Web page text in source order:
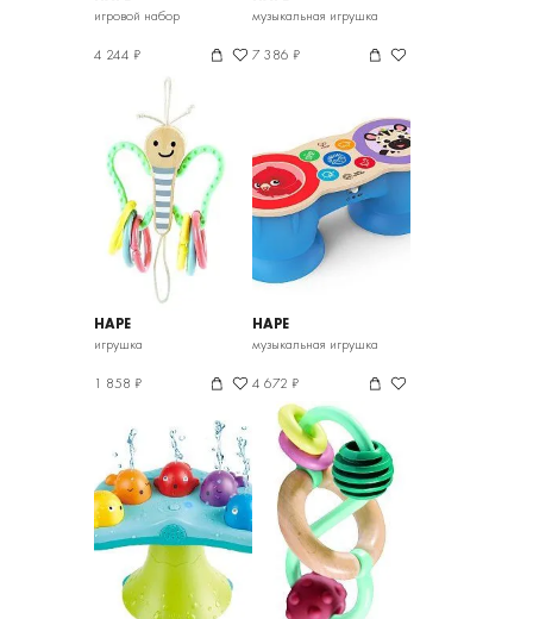
игровой набор
4 244 ₽
музыкальная игрушка
7 386 ₽
HAPE
игрушка
1 858 ₽
HAPE
музыкальная игрушка
4 672 ₽